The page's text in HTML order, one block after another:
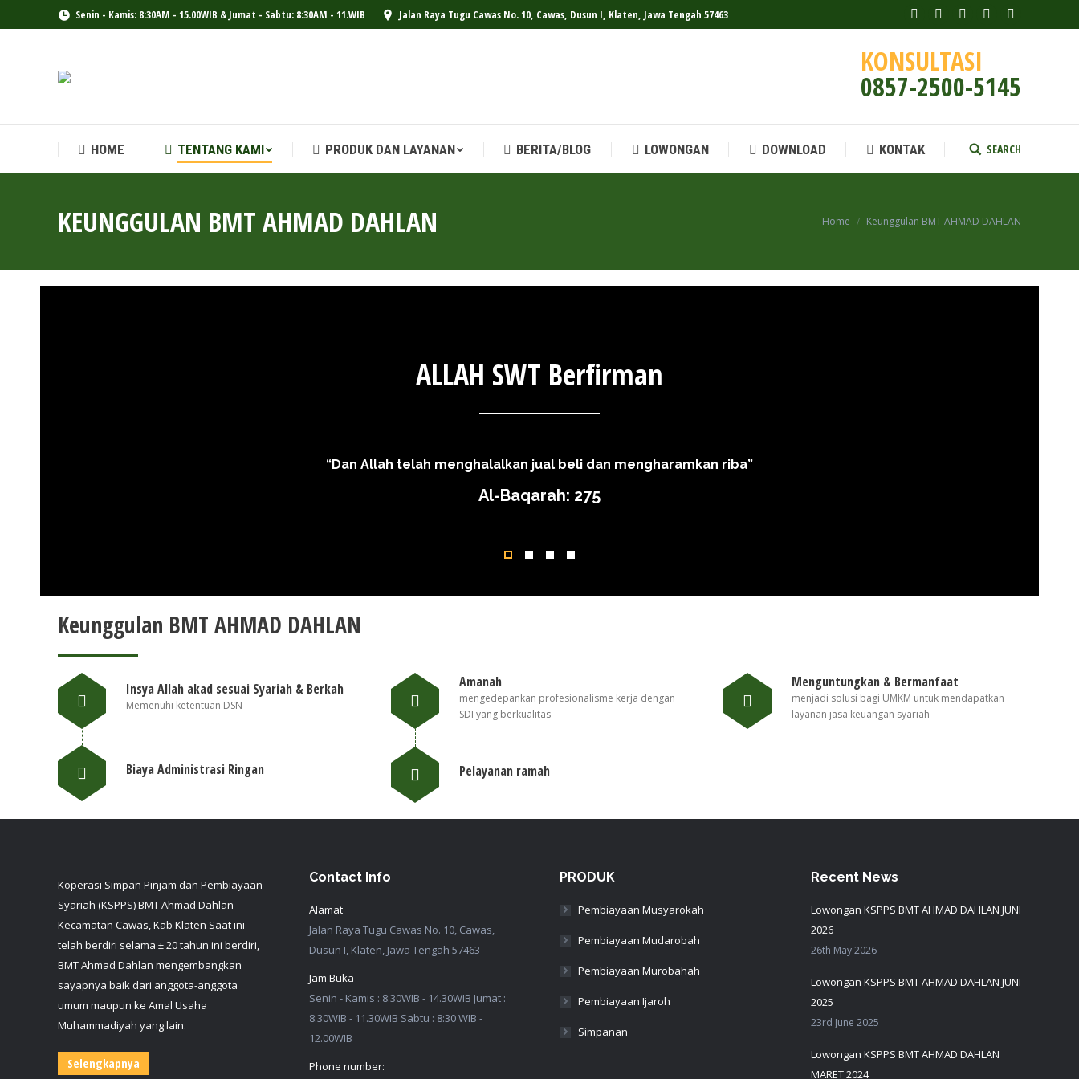
Senin - Kamis: 8:30AM - 15.00WIB & Jumat - Sabtu: 8:30AM - 11.WIB Jalan Raya Tugu Cawas No. 10, Cawas, Dusun I, Klaten, Jawa Tengah 57463 Facebook
TwitterRss Google+YouTube
KONSULTASI
0857-2500-5145
HOME TENTANG KAMI PRODUK DAN LAYANAN BERITA/BLOG LOWONGAN DOWNLOAD KONTAK Search:
SEARCH
KEUNGGULAN BMT AHMAD DAHLAN You are here:
Home Keunggulan BMT AHMAD DAHLAN
ALLAH SWT Berfirman
“Dan Allah telah menghalalkan jual beli dan mengharamkan riba”
Al-Baqarah: 275
Keunggulan BMT AHMAD DAHLAN
Insya Allah akad sesuai Syariah & Berkah
Memenuhi ketentuan DSN
Biaya Administrasi Ringan
Amanah
mengedepankan profesionalisme kerja dengan
SDI yang berkualitas
Pelayanan ramah
Menguntungkan & Bermanfaat
menjadi solusi bagi UMKM untuk mendapatkan
layanan jasa keuangan syariah
Koperasi Simpan Pinjam dan Pembiayaan
Syariah (KSPPS) BMT Ahmad Dahlan
Kecamatan Cawas, Kab Klaten Saat ini
telah berdiri selama ± 20 tahun ini berdiri,
BMT Ahmad Dahlan mengembangkan
sayapnya baik dari anggota-anggota
umum maupun ke Amal Usaha
Muhammadiyah yang lain.
Selengkapnya
Contact Info
Alamat
Jalan Raya Tugu Cawas No. 10, Cawas,
Dusun I, Klaten, Jawa Tengah 57463
Jam Buka
Senin - Kamis : 8:30WIB - 14.30WIB Jumat :
8:30WIB - 11.30WIB Sabtu : 8:30 WIB -
12.00WIB
Phone number:
PRODUK
Pembiayaan Musyarokah
Pembiayaan Mudarobah
Pembiayaan Murobahah
Pembiayaan Ijaroh
Simpanan
Recent News
Lowongan KSPPS BMT AHMAD DAHLAN JUNI
2026
26th May 2026
Lowongan KSPPS BMT AHMAD DAHLAN JUNI
2025
23rd June 2025
Lowongan KSPPS BMT AHMAD DAHLAN
MARET 2024
HOME TENTANG KAMI PRODUK DAN LAYANAN BERITA/BLOG LOWONGAN DOWNLOAD KONTAK Search: